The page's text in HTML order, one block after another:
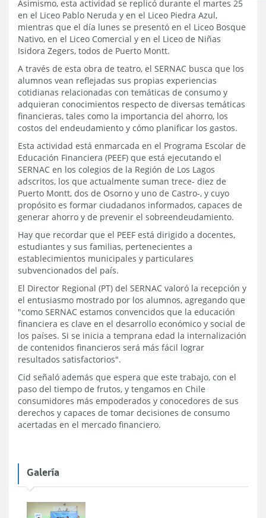
Asimismo, esta actividad se replicó durante el martes 25
en el Liceo Pablo Neruda y en el Liceo Piedra Azul,
mientras que el día lunes se presentó en el Liceo Bosque
Nativo, en el Liceo Comercial y en el Liceo de Niñas
Isidora Zegers, todos de Puerto Montt.
A través de esta obra de teatro, el SERNAC busca que los
alumnos vean reflejadas sus propias experiencias
cotidianas relacionadas con temáticas de consumo y
adquieran conocimientos respecto de diversas temáticas
financieras, tales como la importancia del ahorro, los
costos del endeudamiento y cómo planificar los gastos.
Esta actividad está enmarcada en el Programa Escolar de
Educación Financiera (PEEF) que está ejecutando el
SERNAC en los colegios de la Región de Los Lagos
adscritos, los que actualmente suman trece- diez de
Puerto Montt, dos de Osorno y uno de Castro-, y cuyo
propósito es formar ciudadanos informados, capaces de
generar ahorro y de prevenir el sobreendeudamiento.
Hay que recordar que el PEEF está dirigido a docentes,
estudiantes y sus familias, pertenecientes a
establecimientos municipales y particulares
subvencionados del país.
El Director Regional (PT) del SERNAC valoró la recepción y
el entusiasmo mostrado por los alumnos, agregando que
"como SERNAC estamos convencidos que la educación
financiera es clave en el desarrollo económico y social de
los países. Si se inicia a temprana edad la internalización
de contenidos financieros será más fácil lograr
resultados satisfactorios".
Cid señaló además que espera que este trabajo, con el
paso del tiempo de frutos, y tengamos en Chile
consumidores más empoderados y conocedores de sus
derechos y capaces de tomar decisiones de consumo
acertadas en el mercado financiero.
Galería